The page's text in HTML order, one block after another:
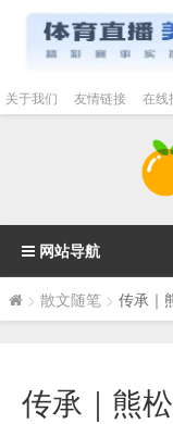
关于我们 友情链接 在线
网站导航
> 散文随笔 > 传承｜
传承｜熊